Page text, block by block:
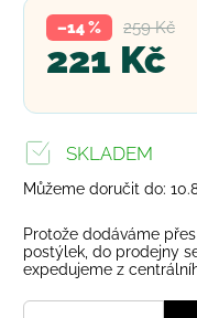
259 Kč
–14 %
221 Kč
SKLADEM
Můžeme doručit do:
Protože dodáváme
postýlek, do prodejny
expedujeme z